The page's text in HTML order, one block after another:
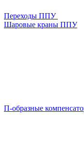
Переходы ППУ
Шаровые краны ППУ
П-образные